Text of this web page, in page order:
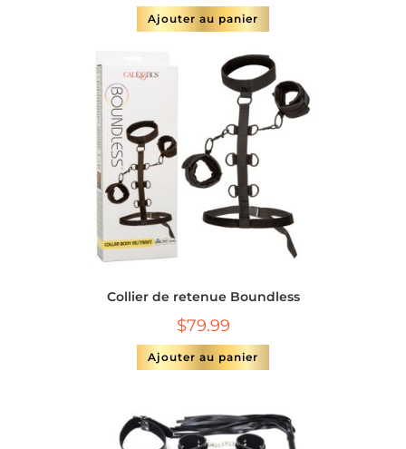
Ajouter au panier
Collier de retenue Boundless
$79.99
Ajouter au panier